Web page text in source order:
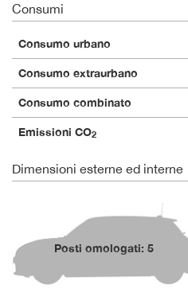
Consumi
Consumo urbano
Consumo extraurbano
Consumo combinato
Emissioni CO2
Dimensioni esterne ed interne
Posti omologati: 5